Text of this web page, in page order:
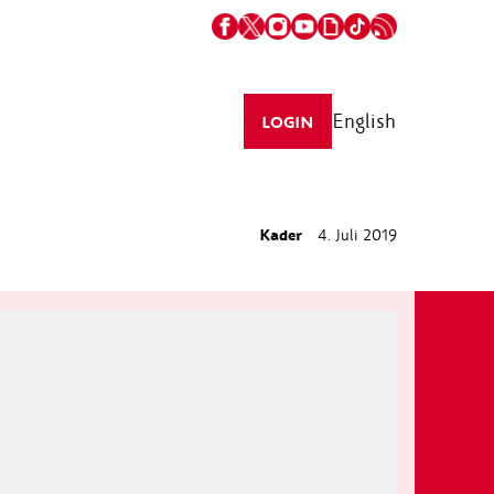
LOGIN English
Kader 4. Juli 2019